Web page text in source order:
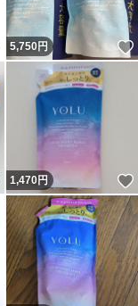
いいね！
5,750円
いいね！
1,470円